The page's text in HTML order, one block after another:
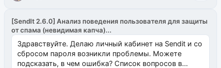
[SendIt 2.6.0] Анализ поведения пользователя для защиты
от спама (невидимая капча)...
Здравствуйте. Делаю личный кабинет на Sendit и со
сбросом пароля возникли проблемы. Можете
подсказать, в чем ошибка? Список вопросов в